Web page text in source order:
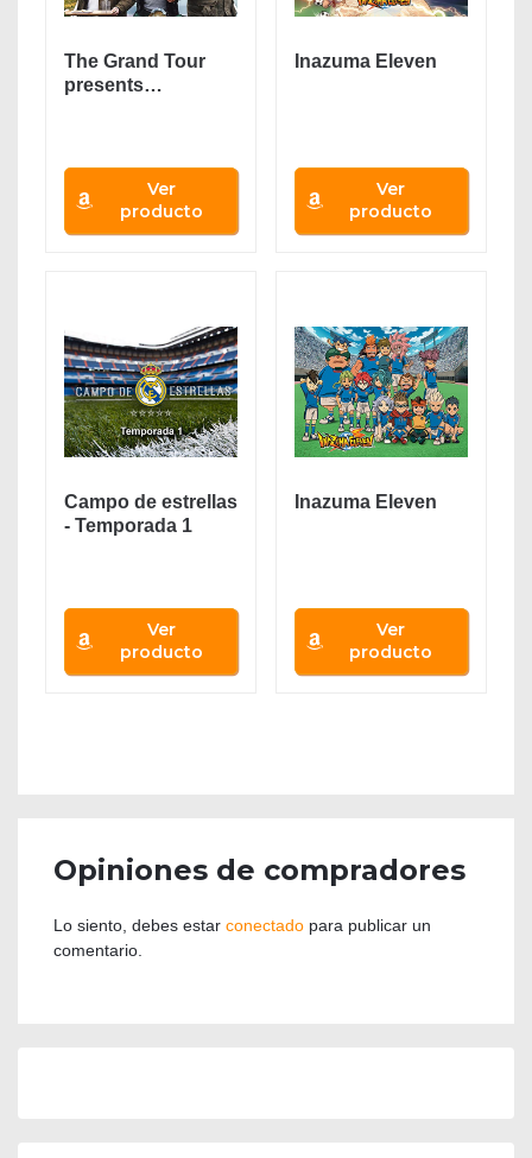
The Grand Tour
presents…
Ver
producto
Inazuma Eleven
Ver
producto
Campo de estrellas
- Temporada 1
Ver
producto
Inazuma Eleven
Ver
producto
Opiniones de compradores
Lo siento, debes estar conectado para publicar un
comentario.